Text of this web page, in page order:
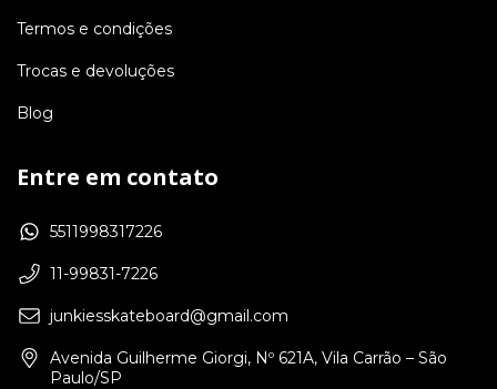
Termos e condições
Trocas e devoluções
Blog
Entre em contato
5511998317226
11-99831-7226
junkiesskateboard@gmail.com
Avenida Guilherme Giorgi, Nº 621A, Vila Carrão – São
Paulo/SP